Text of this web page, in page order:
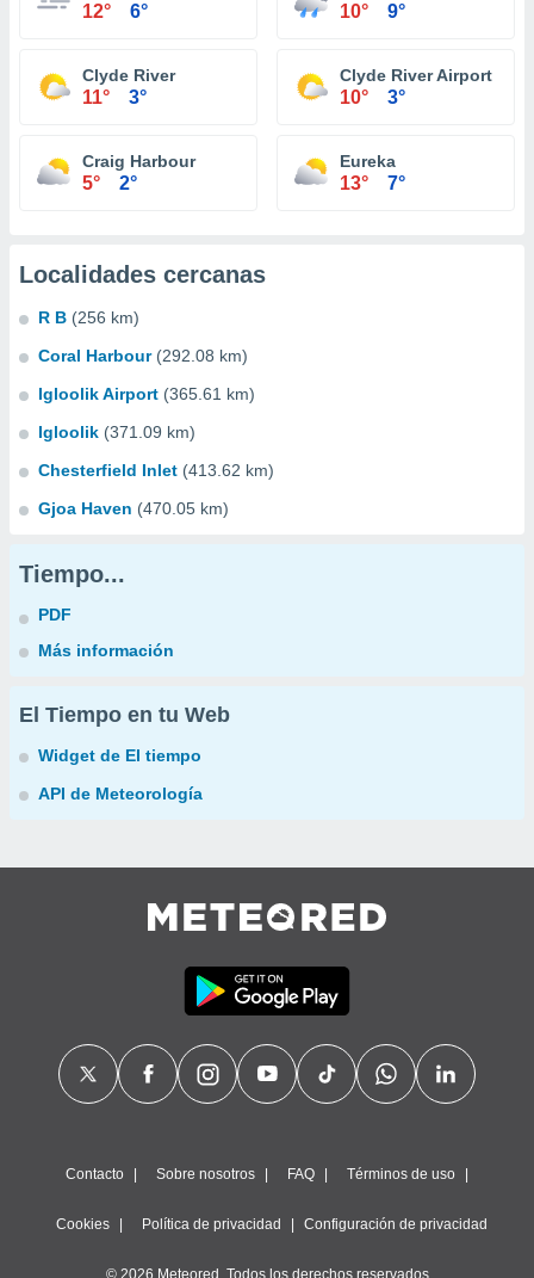
12° 6° 10° 9°
Clyde River
11° 3°
Clyde River Airport
10° 3°
Craig Harbour
5° 2°
Eureka
13° 7°
Localidades cercanas
R B (256 km)
Coral Harbour (292.08 km)
Igloolik Airport (365.61 km)
Igloolik (371.09 km)
Chesterfield Inlet (413.62 km)
Gjoa Haven (470.05 km)
Tiempo...
PDF
Más información
El Tiempo en tu Web
Widget de El tiempo
API de Meteorología
Contacto Sobre nosotros FAQ Términos de uso
Cookies Política de privacidad Configuración de privacidad
© 2026 Meteored. Todos los derechos reservados